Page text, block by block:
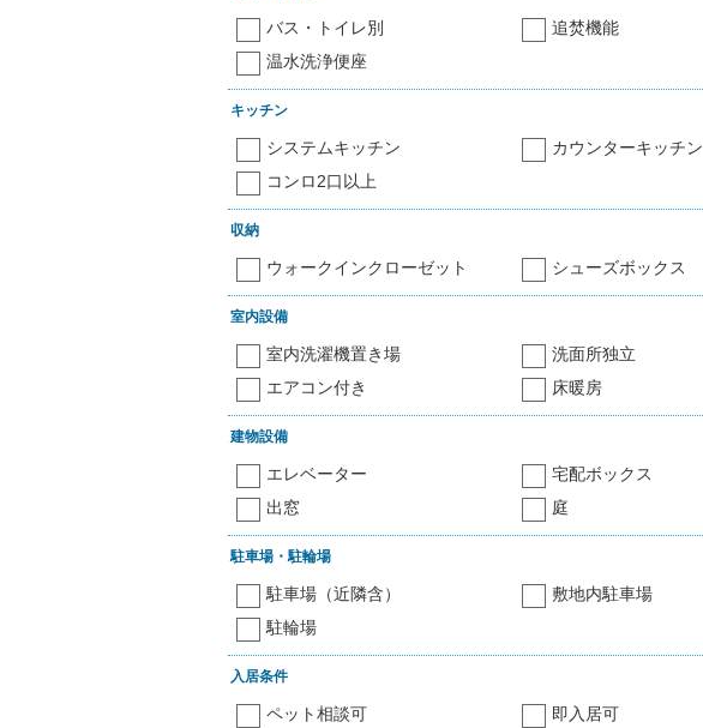
バス・トイレ別 追焚機能
温水洗浄便座
キッチン
システムキッチン カウンターキッチン
コンロ2口以上
収納
ウォークインクローゼット シューズボックス
室内設備
室内洗濯機置き場 洗面所独立
エアコン付き
床暖房
建物設備
エレベーター 宅配ボックス
出窓
庭
駐車場・駐輪場
駐車場（近隣含） 敷地内駐車場
駐輪場
入居条件
ペット相談可 即入居可